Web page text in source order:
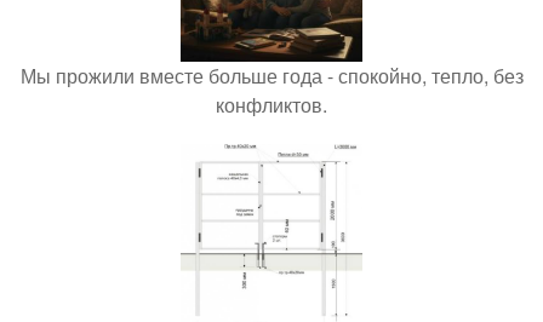
Мы прожили вместе больше года - спокойно, тепло, без
конфликтов.